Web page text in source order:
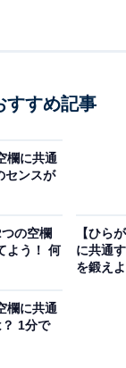
すすめ記事
欄に共通
センスが
つの空欄
よう！ 何
【ひら
に共通
を鍛え
欄に共通
1分で